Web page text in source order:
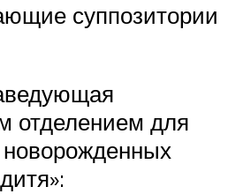
суппозитории
отделением для